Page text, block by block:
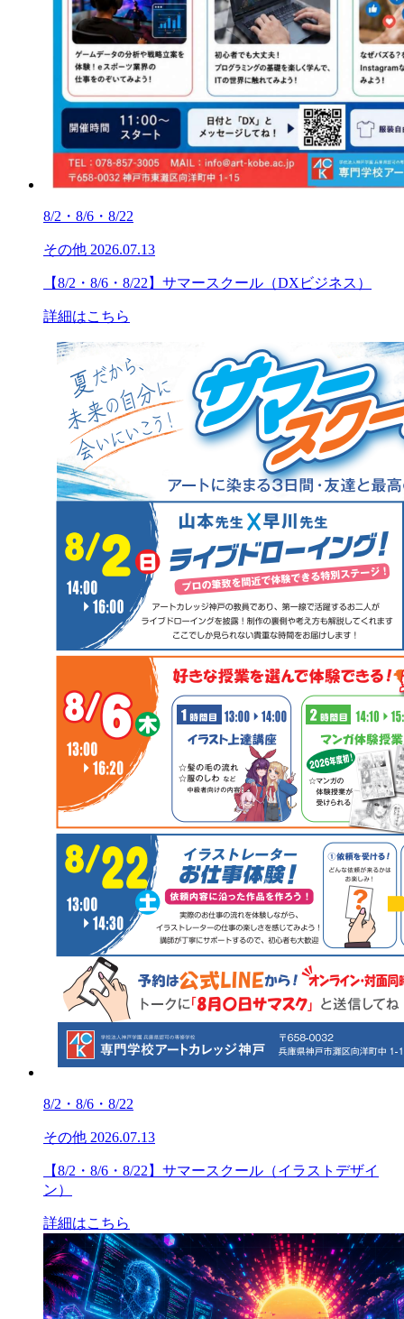
8/2・8/6・8/22
その他 2026.07.13
【8/2・8/6・8/22】サマースクール（DXビジネス）
詳細はこちら
8/2・8/6・8/22
その他 2026.07.13
【8/2・8/6・8/22】サマースクール（イラストデザイ
ン）
詳細はこちら